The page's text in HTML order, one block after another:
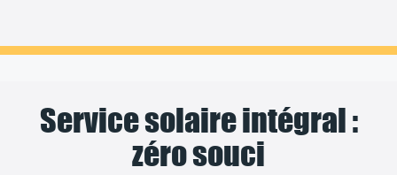
Service solaire intégral :
zéro souci